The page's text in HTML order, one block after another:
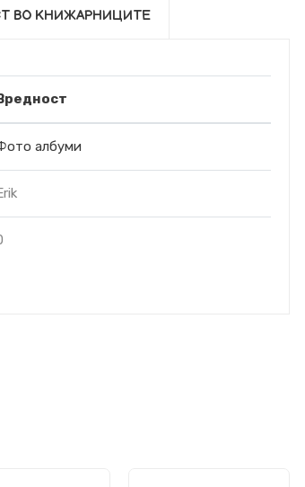
ВО КНИЖАРНИЦИТЕ
албуми